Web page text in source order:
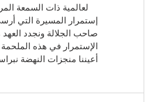
لعالمية ذات السمعة
إستمرار المسيرة التي
صاحب الجلالة ونجدد العهد
الإستمرار في هذه
أعيننا منجزات النهضة